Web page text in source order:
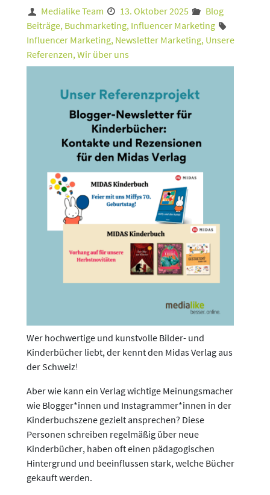
Medialike Team 13. Oktober 2025
Blog
Beiträge, Buchmarketing, Influencer Marketing
Influencer Marketing, Newsletter Marketing, Unsere
Referenzen,Wir über uns
Wer hochwertige und kunstvolle Bilder- und
Kinderbücher liebt, der kennt den Midas Verlag aus
der Schweiz!
Aber wie kann ein Verlag wichtige Meinungsmacher
wie Blogger*innen und Instagrammer*innen in der
Kinderbuchszene gezielt ansprechen? Diese
Personen schreiben regelmäßig über neue
Kinderbücher, haben oft einen pädagogischen
Hintergrund und beeinflussen stark, welche Bücher
gekauft werden.